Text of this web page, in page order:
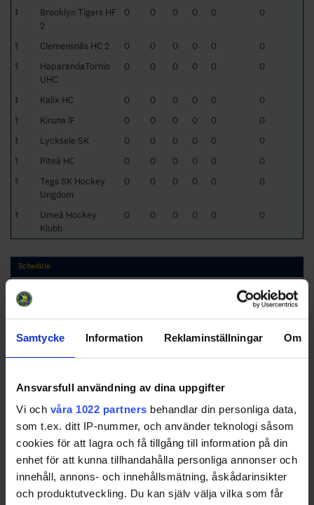
Samtycke Information Reklaminställningar Om
Ansvarsfull användning av dina uppgifter
Vi och våra 1022 partners behandlar din personliga data,
som t.ex. ditt IP-nummer, och använder teknologi såsom
cookies för att lagra och få tillgång till information på din
enhet för att kunna tillhandahålla personliga annonser och
innehåll, annons- och innehållsmätning, åskådarinsikter
och produktutveckling. Du kan själv välja vilka som får
1
Brooklyn Tigers HF
2
0 0 0 0 0 0
1 Clemensnäs HC 2 0 0 0 0 0
0
1
HaparandaTornio
UHC
0 0 0 0 0 0
1 Kalix HC 0 0 0 0 0
0
1
Kiruna IF 0 0 0 0 0
0
1
Lycksele SK 0 0 0 0 0
0
1
Piteå HC 0 0 0 0 0
0
1
Tegs SK Hockey
Ungdom
0 0 0 0 0 0
1
Umeå Hockey
Klubb
0 0 0 0 0 0
Schedule
Venue
2026-09-
24 00:00
Swoosh Arena
2026-09-
24 00:00
Bodens HF - Clemensnäs HC 2 HIVE Arena
24 00:00
2026-09-
24 00:00
Kalix HC - Brooklyn Tigers HF 2 PART Arena
2026-09-
26 00:00
Piteå HC - Umeå Hockey Klubb
Isstadion LF
Arena
2026-09-
26 00:00
Lycksele SK - Kiruna IF Swoosh Arena